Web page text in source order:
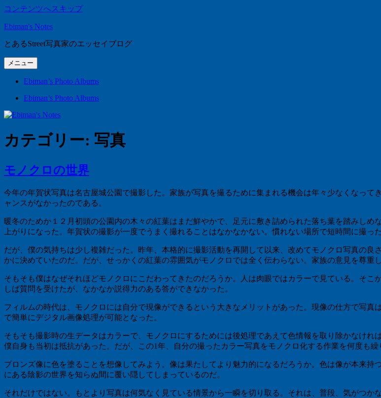
コンテンツへスキップ
Ebiman's Notes
とあるStreet写真家のエッセイブログ
メニュー
Ebiman’s Photo Albums
Ebiman’s Photo Albums
カテゴリー: 写真
モノクロの世界
今年の年賀状写真は名古屋城公園で撮影した。家族が写真を撮るために集まれる機会は年々少なくなっ
ャンスがなかったのである。
暖冬のためか１２月初頭の公園内の木々の紅葉はまだ鮮やかで、足元に敷き詰められた落ち葉を踏みし
上がりになった。年賀状の撮影が一度でうまく撮れることはなかなかない。慣れない場所で短時間に撮っ
だが、僕の気持ちは少し複雑だった。昨年、本格的に撮影活動を再開して以来、改めてモノクロ写真の
かに決めていたのだ。だが、せっかくの紅葉の雰囲気がモノクロでは全く伝わらない。家族の意見を尊重
そもそも僕はなぜそれほどモノクロにこだわってきたのだろうか。人は肉眼ではカラーで見ている。そ
しば質問を受けたが、なかなか説得力のある答ができなかった。
フィルムの時代は、モノクロには自分で現像ができるという大きなメリットがあった。現像の仕方で写
で簡単にデジタル画像処理が可能となった。
そもそも撮影時の生データはカラーで、モノクロにするためには後処理であえて色情報を取り除かなけ
僕自身も当初は抵抗があった。だが、この1年、自分の撮ったカラー写真をモノクロ化する作業を何度も
ブロンズ像に色を塗ることを想像してみよう。像は果たしてより魅力的になるだろうか。色は像が本来
にある陰影の世界を知らぬ間に覆い隠してしまっているのだ。
それだけではない。もとより写真は何気なく見ている情景から一瞬を切り取る。それは、普段、気がつ